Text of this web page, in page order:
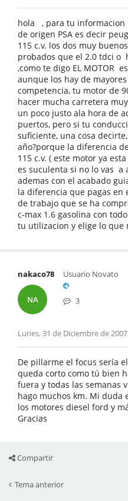
hola , para tu informacion
de origen PSA es decir
115 c.v. los dos muy
probados que el 2.0 tdci o
,como te digo EL MOTOR
aunque los hay de
competencia, tu motor de
hacer mucha carretera
un poco justo ala hora de
puertos, pero si tu
suficiente, una cosa
año?porque la diferencia
115 c.v. ( este motor ya
es suculenta si no lo vas
ademas con el acabado
la diferencia que pagas en
de trabajo que se ha
c-max 1.6 gasolina con
tu utilizacion y elige lo que
nakaco78
NA
Usuario Novato
3
Lunes, 31 de Diciembre de
De pillarme el focus sería
queda corto como tú bien
fuera y todas las semanas
hago muchos km. Mi duda
los motores diesel ford y
Gracias
Compartir
Tema anterior